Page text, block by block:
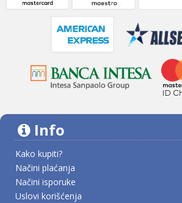
Info
Kako kupiti?
Načini plaćanja
Načini isporuke
Uslovi korišćenja